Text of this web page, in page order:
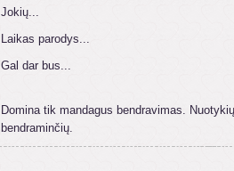
Jokių...
Laikas parodys...
Gal dar bus...
Domina tik mandagus bendravimas.
bendraminčių.